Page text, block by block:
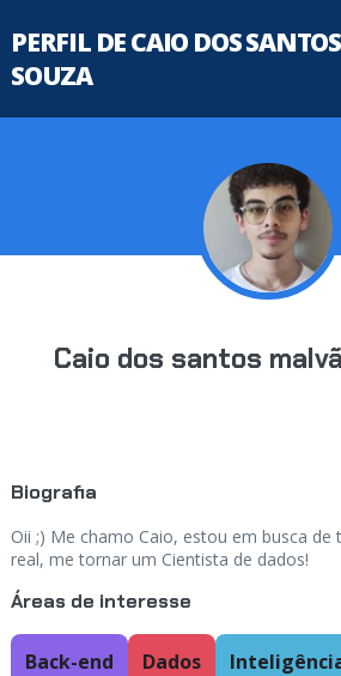
PERFIL DE CAIO DOS
SOUZA
Caio dos santos
Biografia
Oii ;) Me chamo Caio, estou em busca
real, me tornar um Cientista de dados!
Áreas de interesse
Back-end Dados